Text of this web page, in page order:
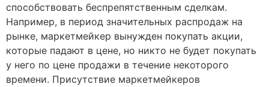
способствовать беспрепятственным сделкам.
Например, в период значительных распродаж на
рынке, маркетмейкер вынужден покупать акции,
которые падают в цене, но никто не будет покупать
у него по цене продажи в течение некоторого
времени. Присутствие маркетмейкеров